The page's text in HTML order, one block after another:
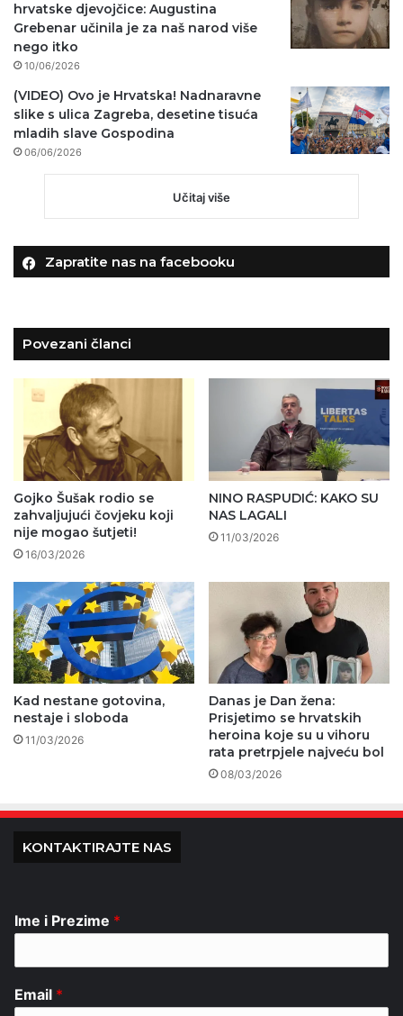
hrvatske djevojčice: Augustina
Grebenar učinila je za naš narod više
nego itko
10/06/2026
(VIDEO) Ovo je Hrvatska! Nadnaravne
slike s ulica Zagreba, desetine tisuća
mladih slave Gospodina
06/06/2026
Učitaj više
Zapratite nas na facebooku
Povezani članci
Gojko Šušak rodio se
zahvaljujući čovjeku koji
nije mogao šutjeti!
16/03/2026
NINO RASPUDIĆ: KAKO SU
NAS LAGALI
11/03/2026
Kad nestane gotovina,
nestaje i sloboda
11/03/2026
Danas je Dan žena:
Prisjetimo se hrvatskih
heroina koje su u vihoru
rata pretrpjele najveću bol
08/03/2026
KONTAKTIRAJTE NAS
Ime i Prezime *
Email *